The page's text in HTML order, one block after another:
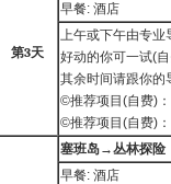
第3天
早餐: 酒店
上午或下午由专业
好动的你可一试(
其余时间请跟你的
©推荐项目(自费)
©推荐项目(自费)
塞班岛→丛林探险
早餐: 酒店